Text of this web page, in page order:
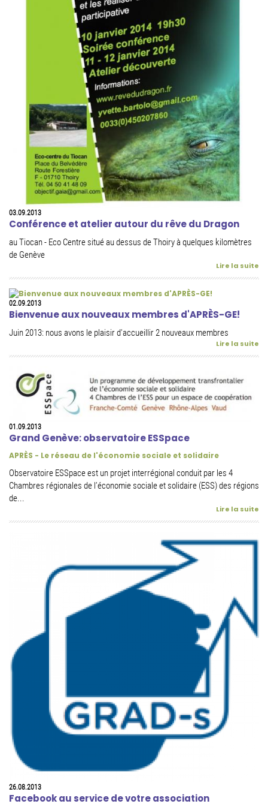
03.09.2013
Conférence et atelier autour du rêve du Dragon
au Tiocan - Eco Centre situé au dessus de Thoiry à quelques kilomètres
de Genève
Lire la suite
02.09.2013
Bienvenue aux nouveaux membres d'APRÈS-GE!
Juin 2013: nous avons le plaisir d'accueillir 2 nouveaux membres
Lire la suite
01.09.2013
Grand Genève: observatoire ESSpace
APRÈS - Le réseau de l'économie sociale et solidaire
Observatoire ESSpace est un projet interrégional conduit par les 4
Chambres régionales de l’économie sociale et solidaire (ESS) des régions
de...
Lire la suite
26.08.2013
Facebook au service de votre association